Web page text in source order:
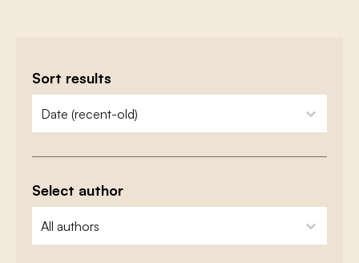
Sort results
zoeken - sorteer
sort content
Select author
zoeken - auteurs
select content